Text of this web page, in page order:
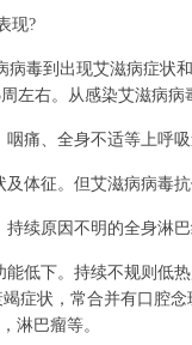
现?
到出现艾滋病症状和
左右。从感染艾滋病
、全身不适等上呼吸
征。但艾滋病病毒抗
原因不明的全身淋巴
下。持续不规则低热
症状，常合并有口腔
淋巴瘤等。